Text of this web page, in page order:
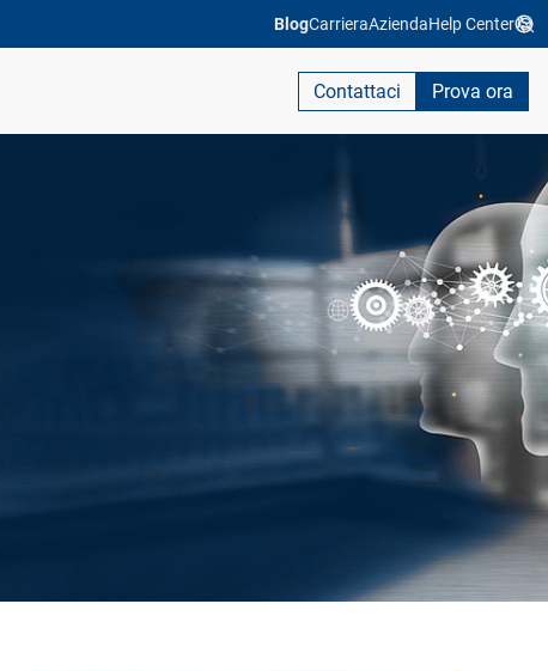
BlogCarrieraAziendaHelp Center
Contattaci Prova ora